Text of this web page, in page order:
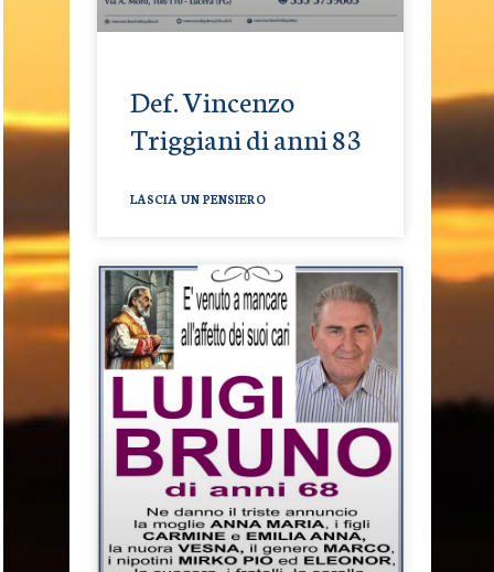
Def. Vincenzo
Triggiani di anni 83
LASCIA UN PENSIERO